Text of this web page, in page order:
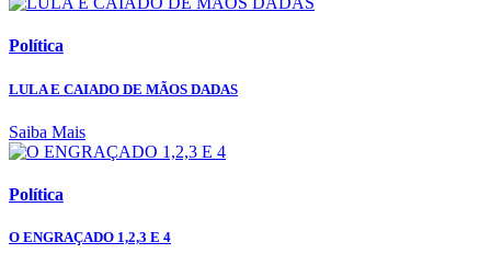
Política
LULA E CAIADO DE MÃOS DADAS
Saiba Mais
Política
O ENGRAÇADO 1,2,3 E 4